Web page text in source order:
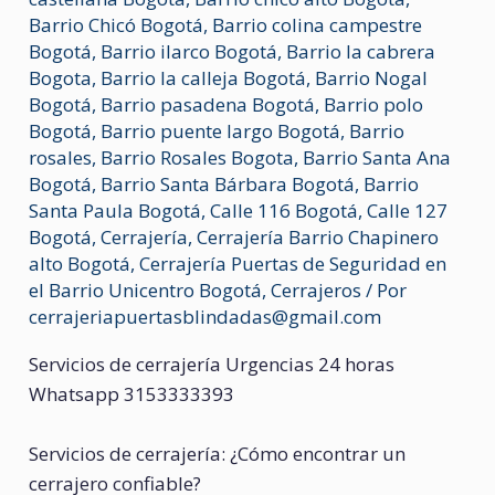
Barrio Chicó Bogotá, Barrio colina campestre
Bogotá, Barrio ilarco Bogotá, Barrio la cabrera
Bogota, Barrio la calleja Bogotá, Barrio Nogal
Bogotá, Barrio pasadena Bogotá, Barrio polo
Bogotá, Barrio puente largo Bogotá, Barrio
rosales, Barrio Rosales Bogota, Barrio Santa Ana
Bogotá, Barrio Santa Bárbara Bogotá, Barrio
Santa Paula Bogotá,Calle 116 Bogotá,Calle 127
Bogotá,Cerrajería,Cerrajería Barrio Chapinero
alto Bogotá,Cerrajería Puertas de Seguridad en
el Barrio Unicentro Bogotá,Cerrajeros / Por
cerrajeriapuertasblindadas@gmail.com
Servicios de cerrajería Urgencias 24 horas
Whatsapp 3153333393
Servicios de cerrajería: ¿Cómo encontrar un
cerrajero confiable?